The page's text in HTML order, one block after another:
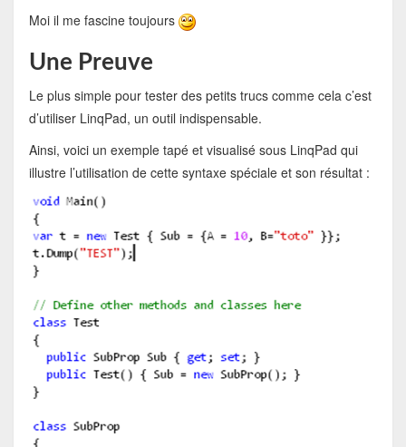
Moi il me fascine toujours
Une Preuve
Le plus simple pour tester des petits trucs comme cela c’est
d’utiliser LinqPad, un outil indispensable.
Ainsi, voici un exemple tapé et visualisé sous LinqPad qui
illustre l’utilisation de cette syntaxe spéciale et son résultat :